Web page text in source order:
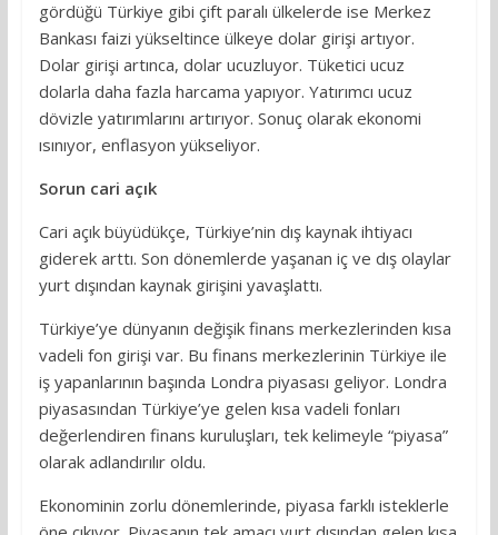
gördüğü Türkiye gibi çift paralı ülkelerde ise Merkez
Bankası faizi yükseltince ülkeye dolar girişi artıyor.
Dolar girişi artınca, dolar ucuzluyor. Tüketici ucuz
dolarla daha fazla harcama yapıyor. Yatırımcı ucuz
dövizle yatırımlarını artırıyor. Sonuç olarak ekonomi
ısınıyor, enflasyon yükseliyor.
Sorun cari açık
Cari açık büyüdükçe, Türkiye’nin dış kaynak ihtiyacı
giderek arttı. Son dönemlerde yaşanan iç ve dış olaylar
yurt dışından kaynak girişini yavaşlattı.
Türkiye’ye dünyanın değişik finans merkezlerinden kısa
vadeli fon girişi var. Bu finans merkezlerinin Türkiye ile
iş yapanlarının başında Londra piyasası geliyor. Londra
piyasasından Türkiye’ye gelen kısa vadeli fonları
değerlendiren finans kuruluşları, tek kelimeyle “piyasa”
olarak adlandırılır oldu.
Ekonominin zorlu dönemlerinde, piyasa farklı isteklerle